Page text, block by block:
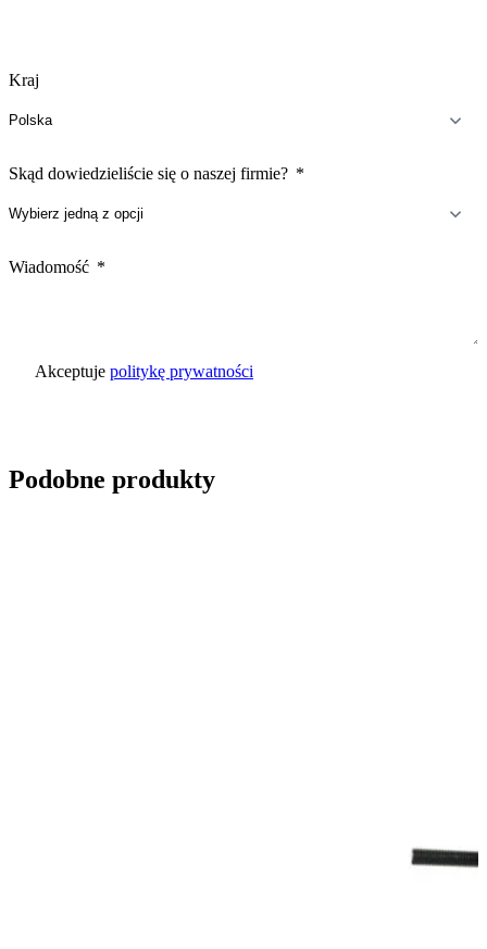
Kraj
Skąd dowiedzieliście się o naszej firmie?
Wiadomość
Akceptuje politykę prywatności
Podobne produkty